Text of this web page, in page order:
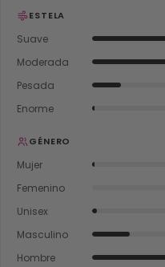
ESTELA
Suave
Moderada
Pesada
Enorme
GÉNERO
Mujer
Femenino
Unisex
Masculino
Hombre